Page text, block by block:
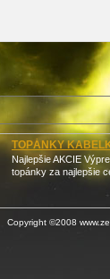
TOPÁNKY
Najlepšie AKCIE
topánky za najlepšie
Copyright ©2008